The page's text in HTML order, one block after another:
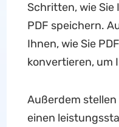
Schritten, wie Sie
PDF speichern.
Ihnen, wie Sie
konvertieren, um
Außerdem
einen